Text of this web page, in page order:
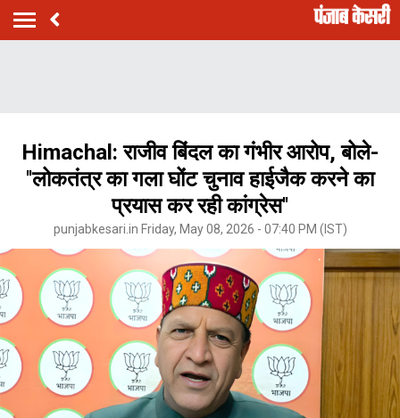
Himachal: राजीव बिंदल का गंभीर आरोप, बोले-
''लोकतंत्र का गला घोंट चुनाव हाईजैक करने का
प्रयास कर रही कांग्रेस''
punjabkesari.in Friday, May 08, 2026 - 07:40 PM (IST)